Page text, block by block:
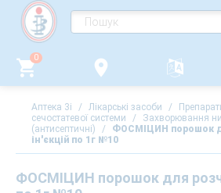
0
Аптека 3i / Лікарські засоби /
сечостатевої системи
/
Захворювання
(антисептичні)
/
ФОСМІЦИН порошок
ін'єкцій по 1г №10
ФОСМІЦИН порошок для